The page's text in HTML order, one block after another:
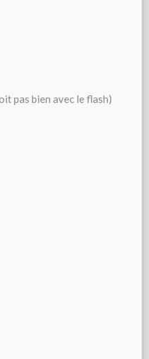
pas bien avec le flash)